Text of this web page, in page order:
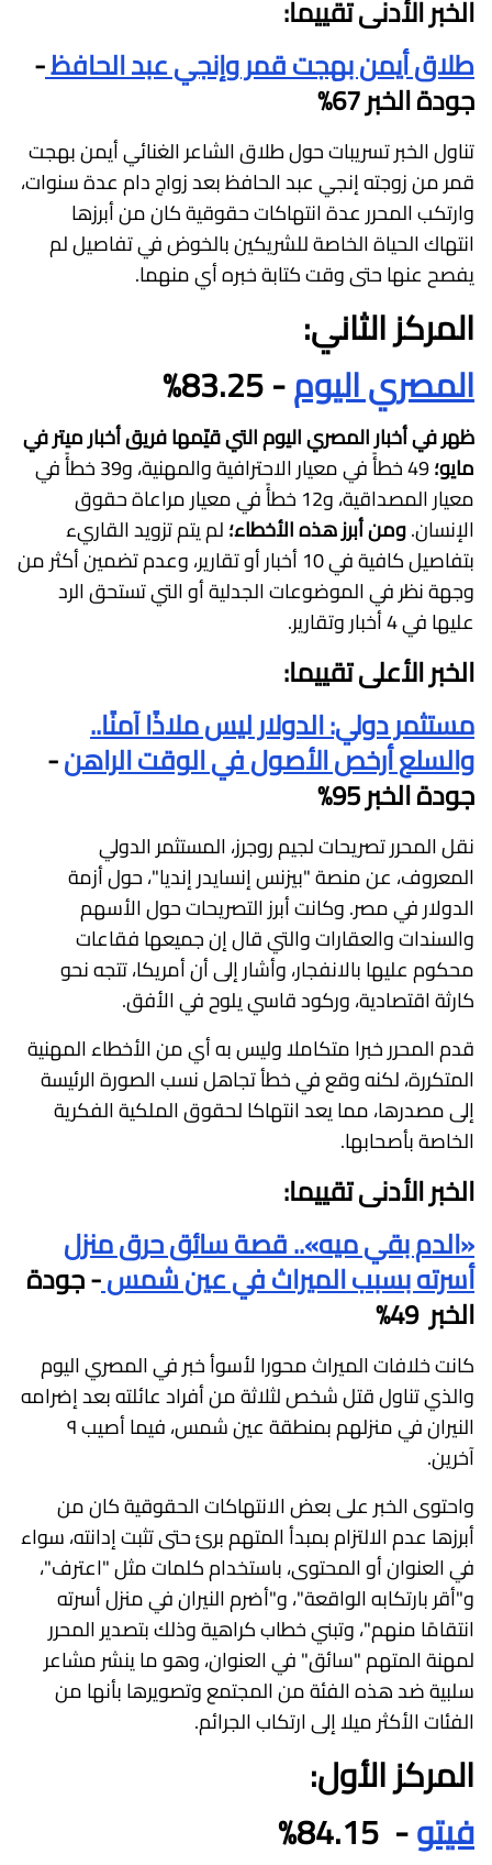
الخبر الأدنى تقييما:
طلاق أيمن بهجت قمر وإنجي عبد الحافظ-
جودة الخبر 67%
تناول الخبر تسريبات حول طلاق الشاعر الغنائي أيمن بهجت
قمر من زوجته إنجي عبد الحافظ بعد زواج دام عدة سنوات،
وارتكب المحرر عدة انتهاكات حقوقية كان من أبرزها
انتهاك الحياة الخاصة للشريكين بالخوض في تفاصيل لم
يفصح عنها حتى وقت كتابة خبره أي منهما.
المركز الثاني:
المصري اليوم- 83.25%
ظهر في أخبار المصري اليوم التي قيّمها فريق أخبار ميتر في
مايو؛
49 خطأً في معيار الاحترافية والمهنية، و39 خطأً في
معيار المصداقية، و12 خطأً في معيار مراعاة حقوق
الإنسان.ومن أبرز هذه الأخطاء؛لم يتم تزويد القاريء
بتفاصيل كافية في 10 أخبار أو تقارير، وعدم تضمين أكثر من
وجهة نظر في الموضوعات الجدلية أو التي تستحق الرد
عليها في 4 أخبار وتقارير.
الخبر الأعلى تقييما:
مستثمر دولي: الدولار ليس ملاذًا آمنًا..
والسلع أرخص الأصول في الوقت الراهن-
جودة الخبر 95%
نقل المحرر تصريحات لجيم روجرز، المستثمر الدولي
المعروف، عن منصة "بيزنس إنسايدر إنديا"، حول أزمة
الدولار في مصر. وكانت أبرز التصريحات حول الأسهم
والسندات والعقارات والتي قال إن جميعها فقاعات
محكوم عليها بالانفجار، وأشار إلى أن أمريكا، تتجه نحو
كارثة اقتصادية، وركود قاسي يلوح في الأفق.
قدم المحرر خبرا متكاملا وليس به أي من الأخطاء المهنية
المتكررة، لكنه وقع في خطأ تجاهل نسب الصورة الرئيسة
إلى مصدرها، مما يعد انتهاكا لحقوق الملكية الفكرية
الخاصة بأصحابها.
الخبر الأدنى تقييما:
«الدم بقي ميه».. قصة سائق حرق منزل
أسرته بسبب الميراث في عين شمس- جودة
الخبر 49%
كانت خلافات الميراث محورا لأسوأ خبر في المصري اليوم
والذي تناول قتل شخص لثلاثة من أفراد عائلته بعد إضرامه
النيران في منزلهم بمنطقة عين شمس، فيما أصيب ٩
آخرين.
واحتوى الخبر على بعض الانتهاكات الحقوقية كان من
أبرزها عدم الالتزام بمبدأ المتهم برئ حتى تثبت إدانته، سواء
في العنوان أو المحتوى، باستخدام كلمات مثل "اعترف"،
و"أقر بارتكابه الواقعة"، و"أضرم النيران في منزل أسرته
انتقامًا منهم"، وتبني خطاب كراهية وذلك بتصدير المحرر
لمهنة المتهم "سائق" في العنوان، وهو ما ينشر مشاعر
سلبية ضد هذه الفئة من المجتمع وتصويرها بأنها من
الفئات الأكثر ميلا إلى ارتكاب الجرائم.
المركز الأول:
فيتو- 84.15%